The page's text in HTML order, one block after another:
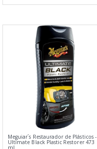
Meguiar´s Restaurador de Plásticos -
Ultimate Black Plastic Restorer 473
ml